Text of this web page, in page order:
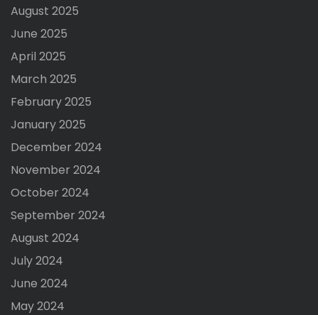
August 2025
June 2025
April 2025
March 2025
February 2025
January 2025
December 2024
November 2024
October 2024
September 2024
August 2024
July 2024
June 2024
May 2024